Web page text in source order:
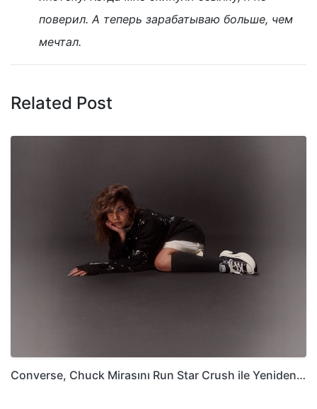
поверил. А теперь зарабатываю больше, чем
мечтал.
Related Post
Converse, Chuck Mirasını Run Star Crush ile Yeniden…